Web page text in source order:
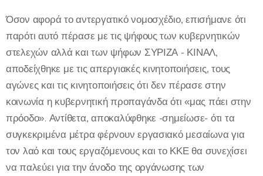
Όσον αφορά το αντεργατικό νομοσχέδιο, επισήμανε ότι
παρότι αυτό πέρασε με τις ψήφους των κυβερνητικών
στελεχών αλλά και των ψήφων ΣΥΡΙΖΑ - ΚΙΝΑΛ,
αποδείχθηκε με τις απεργιακές κινητοποιήσεις, τους
αγώνες και τις κινητοποιήσεις ότι δεν πέρασε στην
κοινωνία η κυβερνητική προπαγάνδα ότι «μας πάει στην
πρόοδο». Αντίθετα, αποκαλύφθηκε -σημείωσε- ότι τα
συγκεκριμένα μέτρα φέρνουν εργασιακό μεσαίωνα για
τον λαό και τους εργαζόμενους και το ΚΚΕ θα συνεχίσει
να παλεύει για την άνοδο της οργάνωσης των